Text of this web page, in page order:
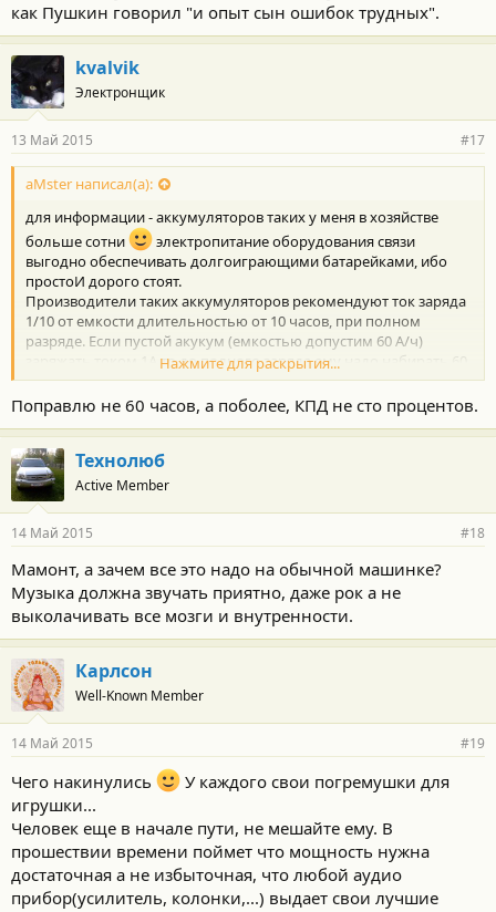
как Пушкин говорил "и опыт сын ошибок трудных".
kvalvik
Электронщик
13 Май 2015 #17
aMster написал(а):
для информации - аккумуляторов таких у меня в хозяйстве
больше сотни
электропитание оборудования связи
выгодно обеспечивать долгоиграющими батарейками, ибо
простоИ дорого стоят.
Производители таких аккумуляторов рекомендуют ток заряда
1/10 от емкости длительностью от 10 часов, при полном
разряде. Если пустой акукум (емкостью допустим 60 А/ч)
заряжать током 1А то до полного заряда ему надо набирать 60
часов. и никак иначе. а заряжать его быстрее - ну только
большИм током, и это физика, незнайка вы наш.
Нажмите для раскрытия...
Поправлю не 60 часов, а поболее, КПД не сто процентов.
Технолюб
Active Member
14 Май 2015 #18
Мамонт, а зачем все это надо на обычной машинке?
Музыка должна звучать приятно, даже рок а не
выколачивать все мозги и внутренности.
Карлсон
Well-Known Member
14 Май 2015 #19
Чего накинулись
У каждого свои погремушки для
игрушки...
Человек еще в начале пути, не мешайте ему. В
прошествии времени поймет что мощность нужна
достаточная а не избыточная, что любой аудио
прибор(усилитель, колонки,...) выдает свои лучшие